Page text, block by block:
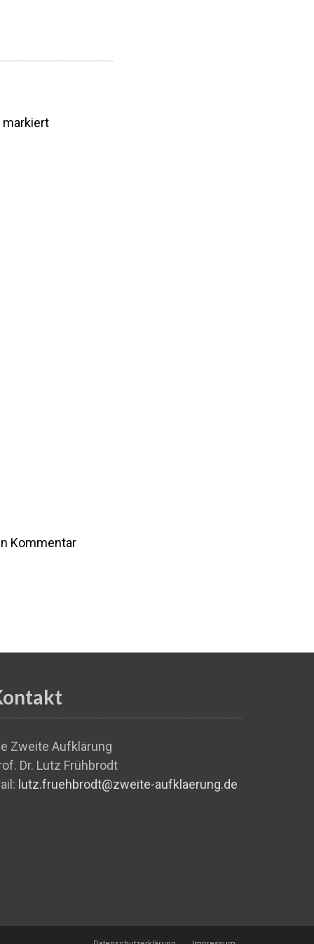
markiert
Kommentar
Zweite Aufklärung
Dr. Lutz Frühbrodt
lutz.fruehbrodt@zweite-aufklaerung.de